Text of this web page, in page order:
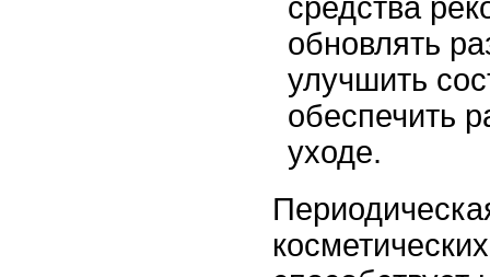
средства
обновлять
улучшить
обеспечить
уходе.